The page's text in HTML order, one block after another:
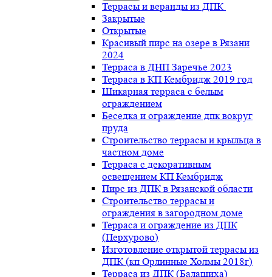
Террасы и веранды из ДПК
Закрытые
Открытые
Красивый пирс на озере в Рязани
2024
Терраса в ДНП Заречье 2023
Терраса в КП Кембридж 2019 год
Шикарная терраса с белым
ограждением
Беседка и ограждение дпк вокруг
пруда
Строительство террасы и крыльца в
частном доме
Терраса с декоративным
освещением КП Кембридж
Пирс из ДПК в Рязанской области
Строительство террасы и
ограждения в загородном доме
Терраса и ограждение из ДПК
(Перхурово)
Изготовление открытой террасы из
ДПК (кп Орлинные Холмы 2018г)
Терраса из ДПК (Балашиха)